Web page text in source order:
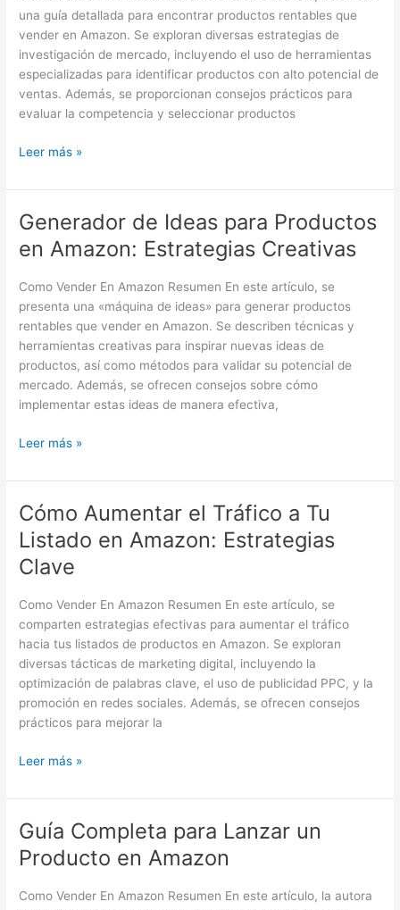
una guía detallada para encontrar productos rentables que
vender en Amazon. Se exploran diversas estrategias de
investigación de mercado, incluyendo el uso de herramientas
especializadas para identificar productos con alto potencial de
ventas. Además, se proporcionan consejos prácticos para
evaluar la competencia y seleccionar productos
Perfecto
para
Vender
en
Amazon
Leer más »
Generador de Ideas para Productos
en Amazon: Estrategias Creativas
Como Vender En Amazon Resumen En este artículo, se
presenta una «máquina de ideas» para generar productos
rentables que vender en Amazon. Se describen técnicas y
herramientas creativas para inspirar nuevas ideas de
productos, así como métodos para validar su potencial de
mercado. Además, se ofrecen consejos sobre cómo
implementar estas ideas de manera efectiva,
Generador
Ideas
en
Creativas
Leer más »
Cómo Aumentar el Tráfico a Tu
Listado en Amazon: Estrategias
Clave
Como Vender En Amazon Resumen En este artículo, se
comparten estrategias efectivas para aumentar el tráfico
hacia tus listados de productos en Amazon. Se exploran
diversas tácticas de marketing digital, incluyendo la
optimización de palabras clave, el uso de publicidad PPC, y la
promoción en redes sociales. Además, se ofrecen consejos
prácticos para mejorar la
Cómo
Aumentar
el
Tráfico
Tu
Listado
en
Amazon:
Estrategias
Clave
Leer más »
Guía Completa para Lanzar un
Producto en Amazon
Como Vender En Amazon Resumen En este artículo, la autora
Guía
Completa
para